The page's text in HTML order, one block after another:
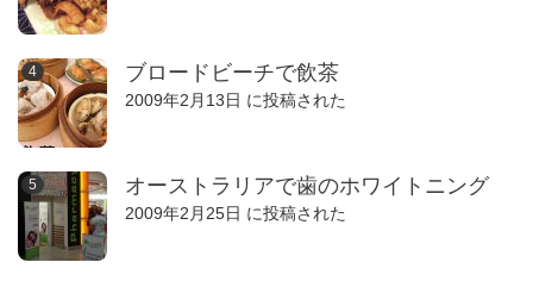
ブロードビーチで飲茶
2009年2月13日 に投稿された
オーストラリアで歯のホワイトニング
2009年2月25日 に投稿された